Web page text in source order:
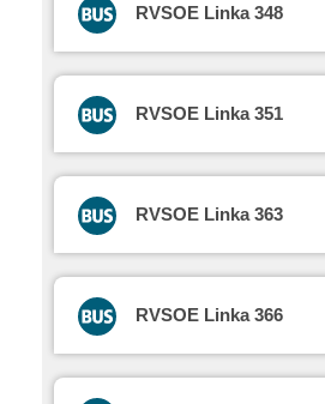
RVSOE Linka 348
RVSOE Linka 351
RVSOE Linka 363
RVSOE Linka 366